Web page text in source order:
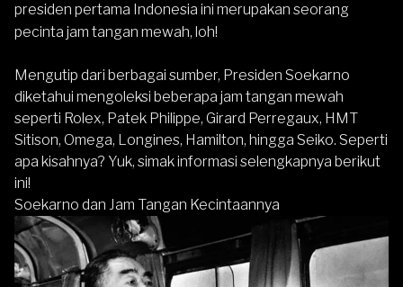
presiden pertama Indonesia ini merupakan seorang
pecinta jam tangan mewah, loh!
Mengutip dari berbagai sumber, Presiden Soekarno
diketahui mengoleksi beberapa jam tangan mewah
seperti Rolex, Patek Philippe, Girard Perregaux, HMT
Sitison, Omega, Longines, Hamilton, hingga Seiko. Seperti
apa kisahnya? Yuk, simak informasi selengkapnya berikut
ini!
Soekarno dan Jam Tangan Kecintaannya